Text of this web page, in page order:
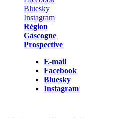
Région
Gascogne
Prospective
E-mail
Facebook
Bluesky
Instagram